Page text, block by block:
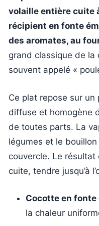
volaille entière cuite
récipient en fonte
des aromates, au
grand classique de la
souvent appelé «
Ce plat repose sur un
diffuse et homogène
de toutes parts. La
légumes et le
couvercle. Le
cuite, tendre jusqu’à
Cocotte en fonte
la chaleur